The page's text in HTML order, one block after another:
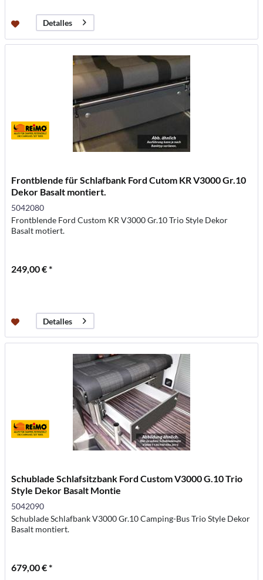
Detalles
Frontblende für Schlafbank Ford Cutom KR V3000 Gr.10
Dekor Basalt montiert.
5042080
Frontblende Ford Custom KR V3000 Gr.10 Trio Style Dekor
Basalt motiert.
249,00 € *
Detalles
Schublade Schlafsitzbank Ford Custom V3000 G.10 Trio
Style Dekor Basalt Montie
5042090
Schublade Schlafbank V3000 Gr.10 Camping-Bus Trio Style Dekor
Basalt montiert.
679,00 € *